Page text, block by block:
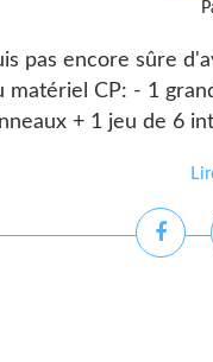
pas encore sûre
matériel CP: - 1
+ 1 jeu de 6